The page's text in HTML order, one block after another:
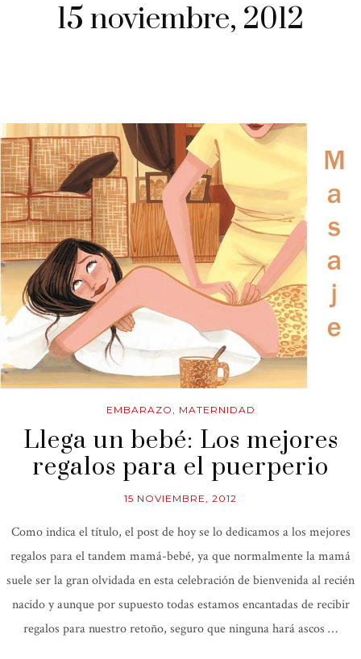
15 noviembre, 2012
EMBARAZO, MATERNIDAD
Llega un bebé: Los mejores
regalos para el puerperio
15 NOVIEMBRE, 2012
Como indica el título, el post de hoy se lo dedicamos a los mejores
regalos para el tandem mamá-bebé, ya que normalmente la mamá
suele ser la gran olvidada en esta celebración de bienvenida al recién
nacido y aunque por supuesto todas estamos encantadas de recibir
regalos para nuestro retoño, seguro que ninguna hará ascos …